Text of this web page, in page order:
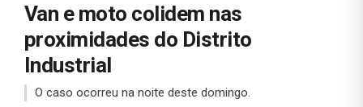
Van e moto colidem nas
proximidades do Distrito
Industrial
O caso ocorreu na noite deste domingo.